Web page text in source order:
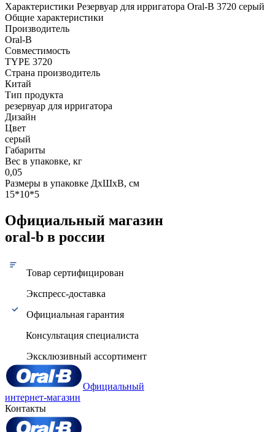
Характеристики Резервуар для ирригатора Oral-B 3720 серый
Общие характеристики
Производитель
Oral-B
Совместимость
TYPE 3720
Страна производитель
Китай
Тип продукта
резервуар для ирригатора
Дизайн
Цвет
серый
Габариты
Вес в упаковке, кг
0,05
Размеры в упаковке ДxШxВ, см
15*10*5
Официальный магазин
oral-b в россии
Товар сертифицирован
Экспресс-доставка
Официальная гарантия
Консультация специалиста
Эксклюзивный ассортимент
Официальный
интернет-магазин
Контакты